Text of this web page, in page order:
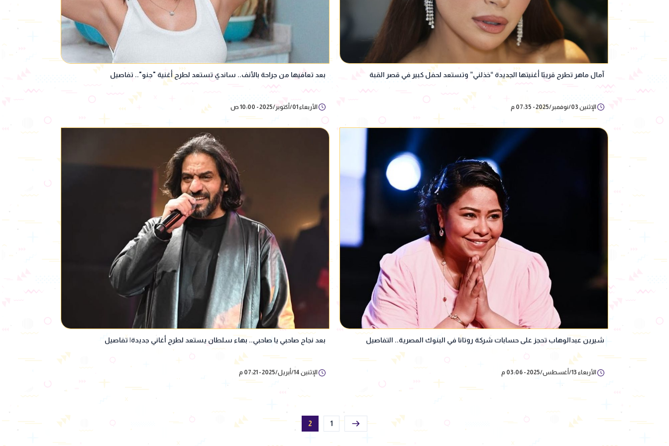
آمال ماهر تطرح قريبًا أغنيتها الجديدة “خذلني” وتستعد لحفل كبير في قصر القبة
الإثنين 03/نوفمبر/2025 - 07:35 م
بعد تعافيها من جراحة بالأنف.. ساندي تستعد لطرح أغنية "جنو".. تفاصيل
الأربعاء 01/أكتوبر/2025 - 10:00 ص
شيرين عبدالوهاب تحجز على حسابات شركة روتانا في البنوك المصرية.. التفاصيل
الأربعاء 13/أغسطس/2025 - 03:06 م
بعد نجاح صاحبي يا صاحبي.. بهاء سلطان يستعد لطرح أغاني جديدة| تفاصيل
الإثنين 14/أبريل/2025 - 07:21 م
1
2